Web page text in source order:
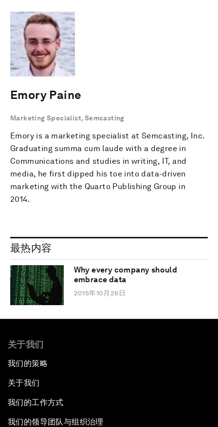
Emory Paine
Marketing Specialist, Semcasting
Emory is a marketing specialist at Semcasting, Inc.
Graduating summa cum laude with a degree in
Communications and studies in writing, IT, and
media, he first dipped his toe into data-driven
marketing with the Quarto Publishing Group in
2014.
最热内容
Why every company should
embrace data
2015年10月26日
关于我们
我们的策略
关于我们
我们的工作方式
我们的领导团队与组织治理